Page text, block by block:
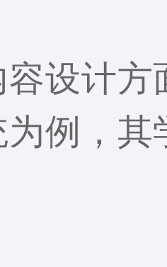
设计方
例，其